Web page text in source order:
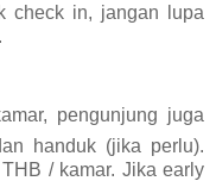
check in, jangan lupa
pengunjung juga
handuk (jika perlu).
/ kamar. Jika early